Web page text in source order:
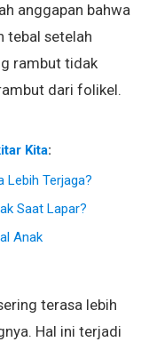
anggapan bahwa
tebal setelah
rambut tidak
dari folikel.
Kita:
Lebih Terjaga?
Saat Lapar?
Anak
terasa lebih
Hal ini terjadi